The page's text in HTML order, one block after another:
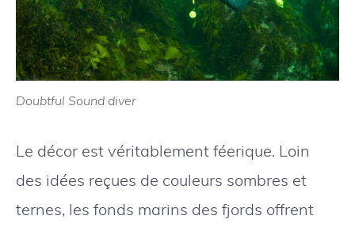
Doubtful Sound diver
Le décor est véritablement féerique. Loin
des idées reçues de couleurs sombres et
ternes, les fonds marins des fjords offrent